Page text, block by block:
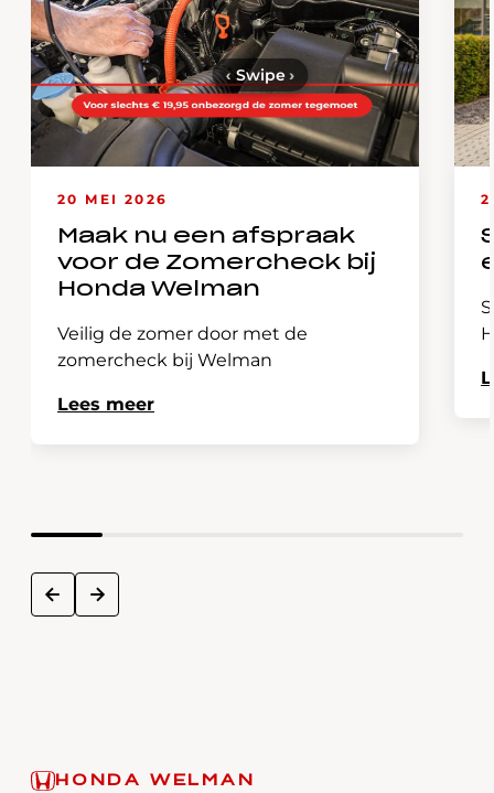
20 MEI 2026
Maak nu een afspraak
voor de Zomercheck bij
Honda Welman
Veilig de zomer door met de
zomercheck bij Welman
Lees meer
prev next
‹ Swipe›
HONDA WELMAN